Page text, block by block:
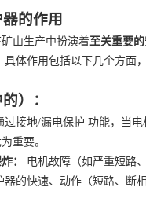
的作用
山生产中扮演着至关重要
具体作用包括以下几个方面
）：
过接地/漏电保护 功能，当
重要。
：
电机故障（如严重短路
器的快速、动作（短路、断